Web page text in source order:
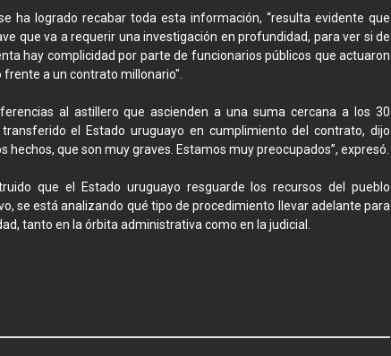
ha logrado recabar toda esta información, “resulta evidente que
que va a requerir una investigación en profundidad, para ver si de
hay complicidad por parte de funcionarios públicos que actuaron
a un contrato millonario".
al astillero que ascienden a una suma cercana a los 30
el Estado uruguayo en cumplimiento del contrato, dijo
hechos, que son muy graves. Estamos muy preocupados”, expresó.
que el Estado uruguayo resguarde los recursos del pueblo
se está analizando qué tipo de procedimiento llevar adelante para
tanto en la órbita administrativa como en la judicial.